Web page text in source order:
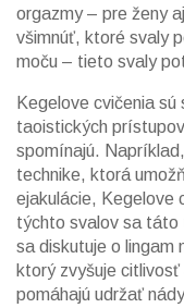
orgazmy – pre ženy
všimnúť, ktoré svaly
moču – tieto svaly
Kegelove cvičenia
taoistických
spomínajú.
technike, ktorá
ejakulácie, Kegelove
týchto svalov sa táto
sa diskutuje o lingam
ktorý zvyšuje citlivosť
pomáhajú udržať